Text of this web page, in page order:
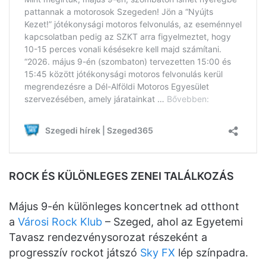
ROCK ÉS KÜLÖNLEGES ZENEI TALÁLKOZÁS
Május 9-én különleges koncertnek ad otthont
a Városi Rock Klub – Szeged, ahol az Egyetemi
Tavasz rendezvénysorozat részeként a
progresszív rockot játszó Sky FX lép színpadra.